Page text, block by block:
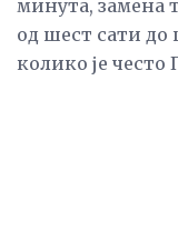
минута, замена
од шест сати до
колико је често